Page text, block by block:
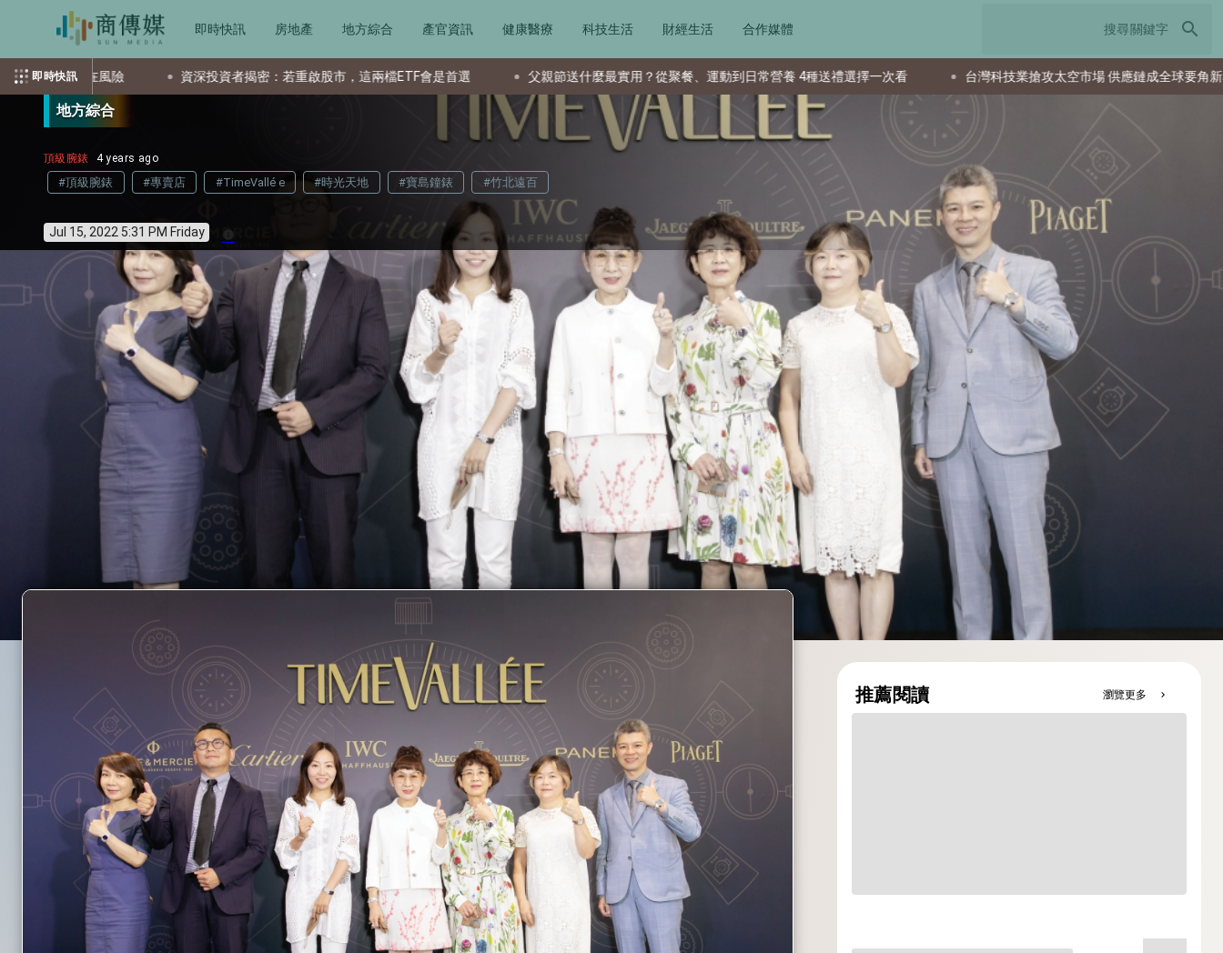
即時快訊 房地產 地方綜合 產官資訊 健康醫療 科技生活 財經生活 合作媒體 search
即時快訊
資者揭密：若重啟股市，這兩檔ETF會是首選 父親節送什麼最實用？從聚餐、運動到日常營養 4種送禮選擇一次看 台灣科技業搶攻太空市場 供應鏈成全球要角新星 美國生產力成長驅動企
地方綜合
頂級腕錶 4 years ago
#頂級腕錶 #專賣店 #TimeVallé e #時光天地 #寶島鐘錶 #竹北遠百
Jul 15, 2022 5:31 PM Friday info
推薦閱讀 瀏覽更多 chevron_right